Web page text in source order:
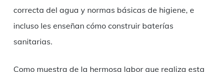
correcta del agua y normas básicas de higiene, e
incluso les enseñan cómo construir baterías
sanitarias.
Como muestra de la hermosa labor que realiza esta